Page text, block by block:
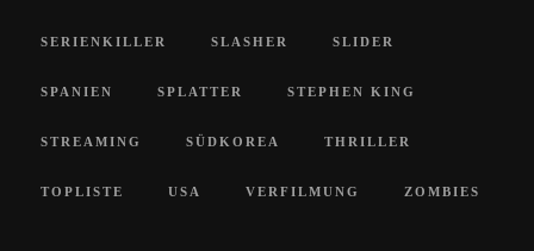
SERIENKILLER SLASHER SLIDER
SPANIEN SPLATTER STEPHEN KING
STREAMING SÜDKOREA THRILLER
TOPLISTE USA VERFILMUNG ZOMBIES